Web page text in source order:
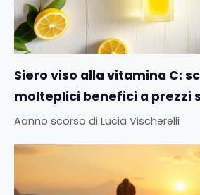
Siero viso alla vitamina C:
molteplici benefici a prezzi
Aanno scorso di Lucia Vischerelli